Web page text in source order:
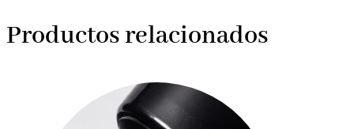
Productos relacionados